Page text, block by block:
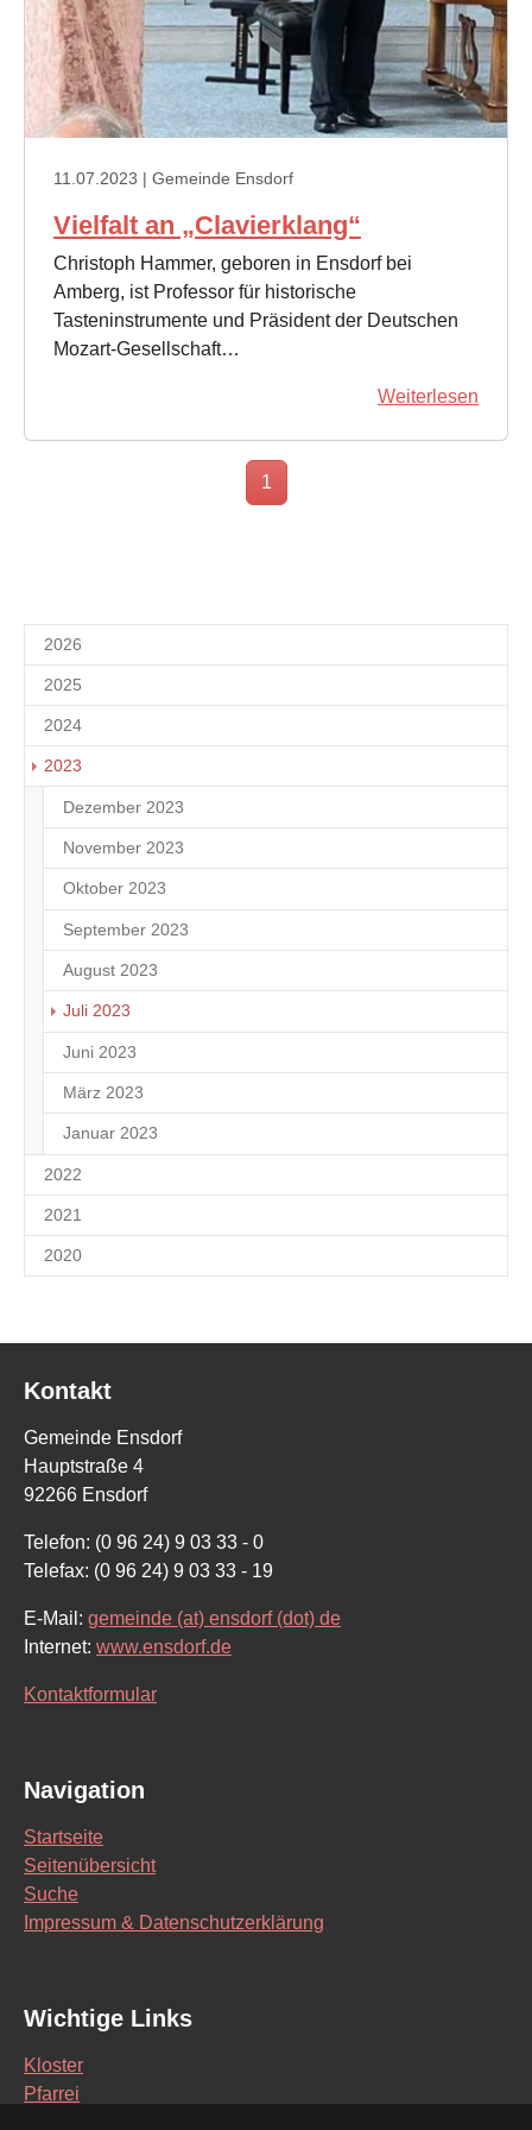
11.07.2023 | Gemeinde Ensdorf
Vielfalt an „Clavierklang“
Christoph Hammer, geboren in Ensdorf bei
Amberg, ist Professor für historische
Tasteninstrumente und Präsident der Deutschen
Mozart-Gesellschaft…
Weiterlesen
1
2026
2025
2024
2023
Dezember 2023
November 2023
Oktober 2023
September 2023
August 2023
Juli 2023
Juni 2023
März 2023
Januar 2023
2022
2021
2020
Kontakt
Gemeinde Ensdorf
Hauptstraße 4
92266 Ensdorf
Telefon: (0 96 24) 9 03 33 - 0
Telefax: (0 96 24) 9 03 33 - 19
E-Mail: gemeinde (at) ensdorf (dot) de
Internet: www.ensdorf.de
Kontaktformular
Navigation
Startseite
Seitenübersicht
Suche
Impressum & Datenschutzerklärung
Wichtige Links
Kloster
Pfarrei